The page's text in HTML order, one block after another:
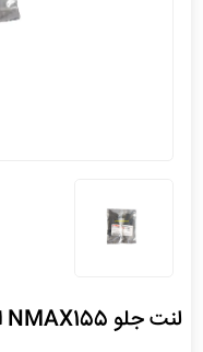
لنت جلو NMAX155 اصلی